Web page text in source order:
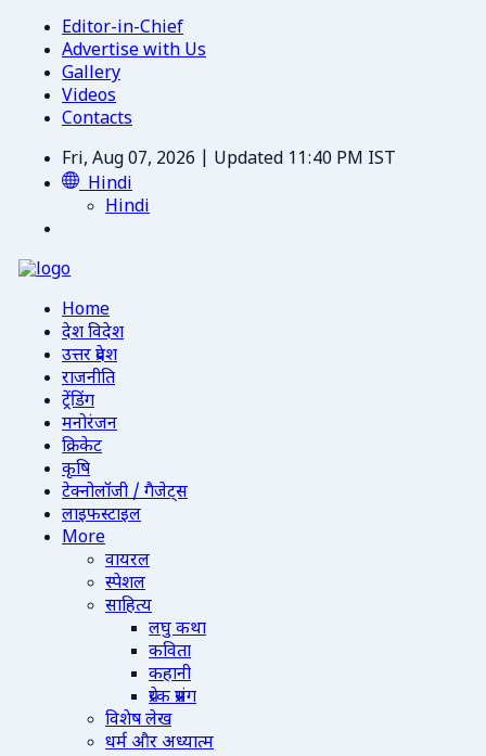
Editor-in-Chief
Advertise with Us
Gallery
Videos
Contacts
Fri, Aug 07, 2026 | Updated 11:40 PM IST
Hindi
Hindi
Home
देश विदेश
उत्तर प्रदेश
राजनीति
ट्रेंडिंग
मनोरंजन
क्रिकेट
कृषि
टेक्नोलॉजी / गैजेट्स
लाइफस्टाइल
More
वायरल
स्पेशल
साहित्य
लघु कथा
कविता
कहानी
प्रेरक प्रसंग
विशेष लेख
धर्म और अध्यात्म